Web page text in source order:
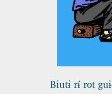
Biutɨ rɨ́ rot